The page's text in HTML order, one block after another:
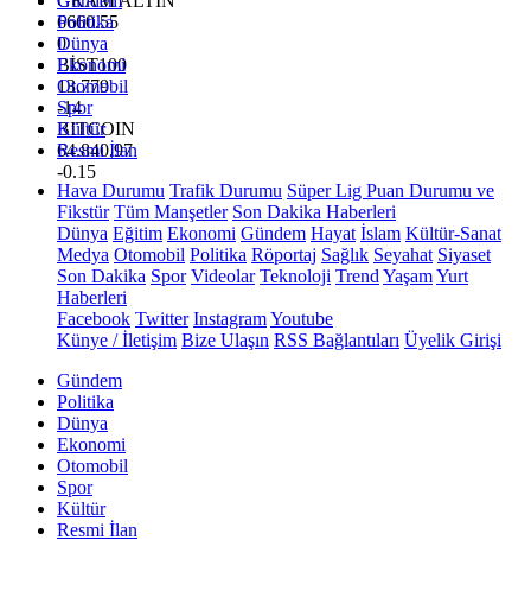
6660.55
0
BİST100
13.779
-14
BITCOIN
64.840,97
-0.15
Politika
Dünya
Ekonomi
Otomobil
Spor
Kültür
Resmi İlan
Hava Durumu Trafik Durumu Süper Lig Puan Durumu ve
Fikstür Tüm Manşetler Son Dakika Haberleri
Dünya Eğitim Ekonomi Gündem Hayat İslam Kültür-Sanat
Medya Otomobil Politika Röportaj Sağlık Seyahat Siyaset
Son Dakika Spor Videolar Teknoloji Trend YaşamYurt
Haberleri
Facebook Twitter InstagramYoutube
Künye / İletişim Bize Ulaşın RSS Bağlantıları Üyelik Girişi
Gündem
Politika
Dünya
Ekonomi
Otomobil
Spor
Kültür
Resmi İlan